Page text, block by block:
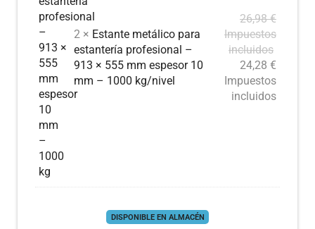
2 × Estante metálico para
estantería profesional –
913 × 555 mm espesor 10
mm – 1000 kg/nivel
26,98€
Impuestos
incluidos
24,28 €
Impuestos
incluidos
DISPONIBLE EN ALMACÉN